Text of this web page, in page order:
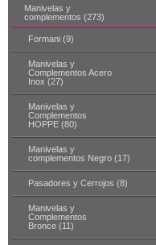
Manivelas y
complementos (273)
Formani (9)
Manivelas y
Complementos Acero
Inox (27)
Manivelas y
Complementos
HOPPE (80)
Manivelas y
complementos Negro (17)
Pasadores y Cerrojos (8)
Manivelas y
Complementos
Bronce (11)